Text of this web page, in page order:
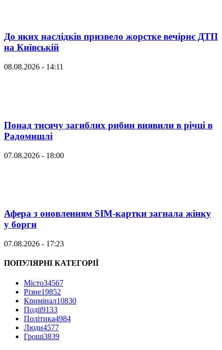
До яких наслідків призвело жорстке вечірнє ДТП
на Київській
08.08.2026 - 14:11
Понад тисячу загиблих рибин виявили в річці в
Радомишлі
07.08.2026 - 18:00
Афера з оновленням SIM-картки загнала жінку
у борги
07.08.2026 - 17:23
ПОПУЛЯРНІ КАТЕГОРІЇ
Місто34567
Різне19852
Кримінал10830
Події9133
Політика4984
Люди4577
Гроші3839